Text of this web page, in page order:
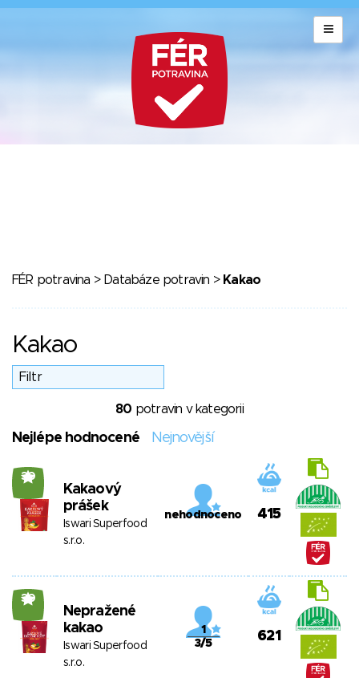
FÉR potravina > Databáze potravin > Kakao
Kakao
80 potravin v kategorii
Nejlépe hodnocené Nejnovější
30
Kakaový
prášek
Iswari Superfood
s.r.o.
nehodnoceno 415
30
Nepražené
kakao
Iswari Superfood
s.r.o.
1
3/5
621